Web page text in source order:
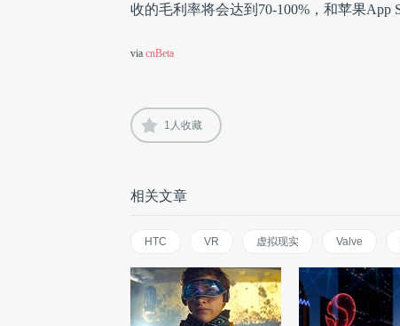
收的毛利率将会达到70-100%，和苹果App
via cnBeta
1 人收藏
相关文章
HTC VR 虚拟现实 Valve